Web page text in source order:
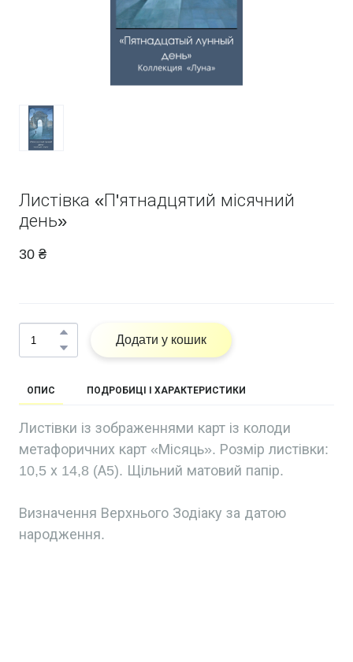
Листівка «П'ятнадцятий місячний
день»
30 ₴
Додати у кошик
ОПИС ПОДРОБИЦІ І ХАРАКТЕРИСТИКИ
Листівки із зображеннями карт із колоди
метафоричних карт «Місяць». Розмір листівки:
10,5 х 14,8 (А5). Щільний матовий папір.
Визначення Верхнього Зодіаку за датою
народження.